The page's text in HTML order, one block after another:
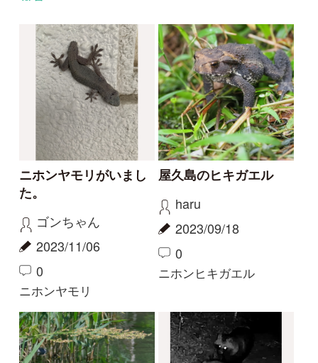
サワガニ
haru
2022/02/06
その他（ほか動物）
サワガニ
haru
2022/01/01
1
その他（ほか動物）
大騒ぎ
aw
2021/03/28
0
アズマヒキガエル
暖かい日
2021/02/07
0
その他（ほか動物）